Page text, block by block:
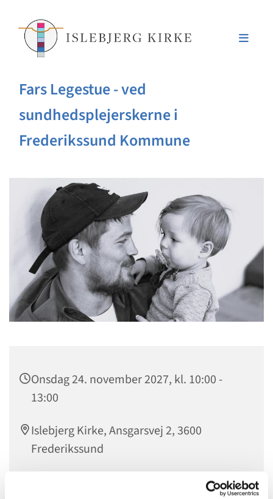
Fars Legestue - ved
sundhedsplejerskerne i
Frederikssund Kommune
Onsdag 24. november 2027, kl. 10:00 -
13:00
Islebjerg Kirke, Ansgarsvej 2, 3600
Frederikssund